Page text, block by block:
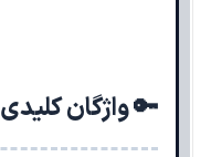
🔑 واژگان کلیدی